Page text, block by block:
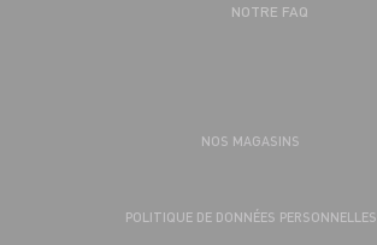
NOTRE FAQ
NOS MAGASINS
POLITIQUE DE DONNÉES PERSONNELLES